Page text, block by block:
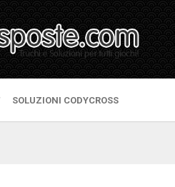
SOLUZIONI CODYCROSS